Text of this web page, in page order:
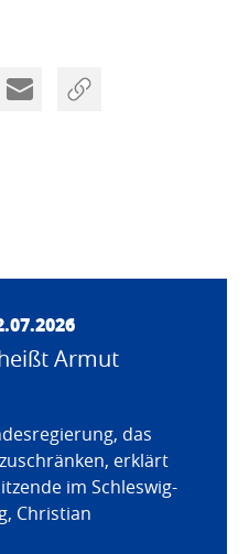
Armut
das
erklärt
im Schleswig-
Christian